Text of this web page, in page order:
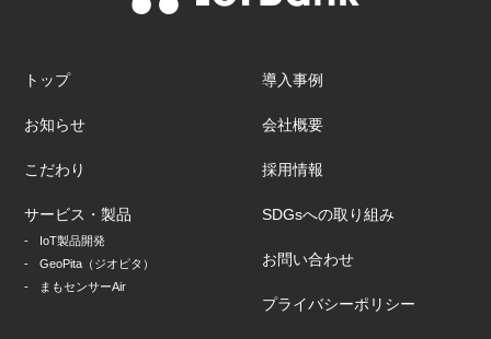
トップ
お知らせ
こだわり
サービス・製品
IoT製品開発
GeoPita（ジオピタ）
まもセンサーAir
導入事例
会社概要
採用情報
SDGsへの取り組み
お問い合わせ
プライバシーポリシー